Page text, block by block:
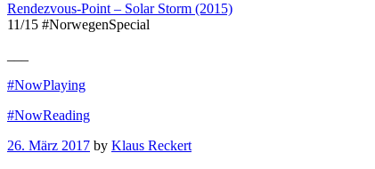
Rendezvous-Point – Solar Storm (2015)
11/15 #NorwegenSpecial
#NowPlaying
#NowReading
26. März 2017 by Klaus Reckert